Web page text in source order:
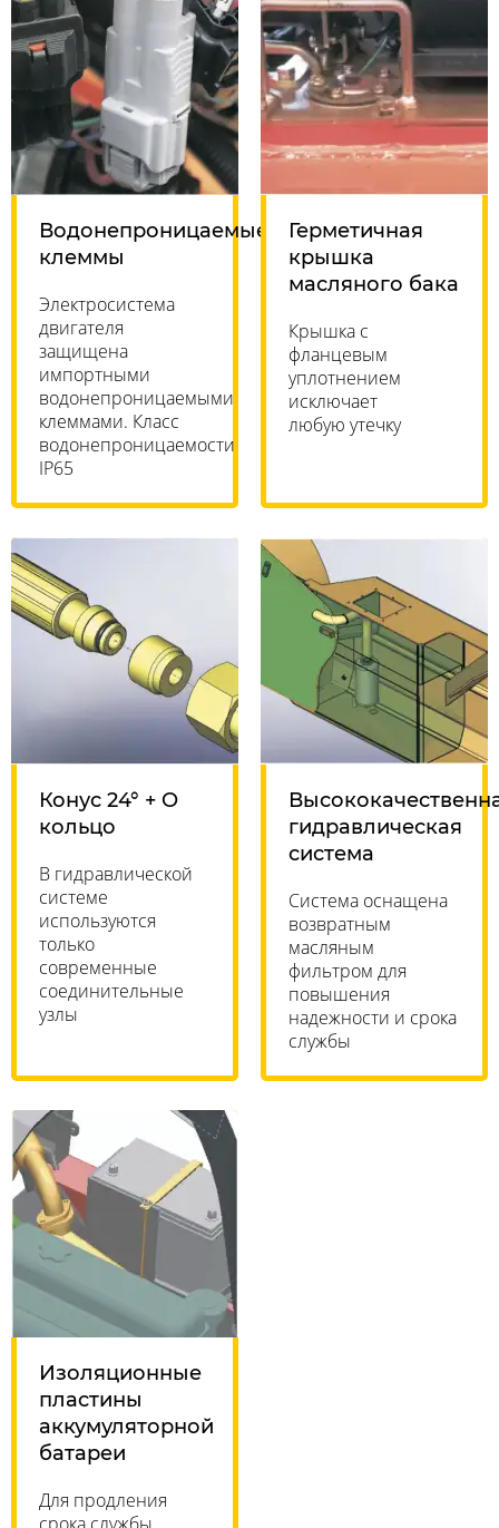
Водонепроницаемые
клеммы
Электросистема
двигателя
защищена
импортными
водонепроницаемыми
клеммами. Класс
водонепроницаемости
IP65
Герметичная
крышка
масляного бака
Крышка с
фланцевым
уплотнением
исключает
любую утечку
Конус 24° + O
кольцо
В гидравлической
системе
используются
только
современные
соединительные
узлы
гидравлическая
система
Система оснащена
возвратным
масляным
фильтром для
повышения
надежности и срока
службы
Изоляционные
пластины
аккумуляторной
батареи
Для продления
срока службы